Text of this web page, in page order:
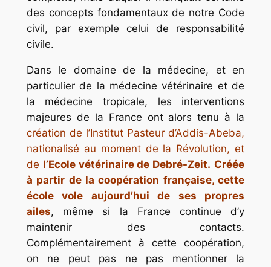
des concepts fondamentaux de notre Code
civil, par exemple celui de responsabilité
civile.
Dans le domaine de la médecine, et en
particulier de la médecine vétérinaire et de
la médecine tropicale, les interventions
majeures de la France ont alors tenu à la
création de l’Institut Pasteur d’Addis-Abeba,
nationalisé au moment de la Révolution, et
de l’Ecole vétérinaire de Debré-Zeit. Créée
à partir de la coopération française, cette
école vole aujourd’hui de ses propres
ailes, même si la France continue d’y
maintenir des contacts.
Complémentairement à cette coopération,
on ne peut pas ne pas mentionner la